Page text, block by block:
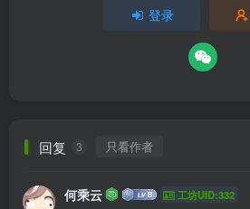
登录
回复 3 只看作者
何乘云 工坊UID:332